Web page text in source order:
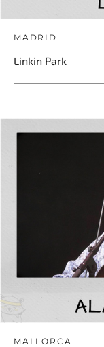
MADRID
Linkin Park
MALLORCA